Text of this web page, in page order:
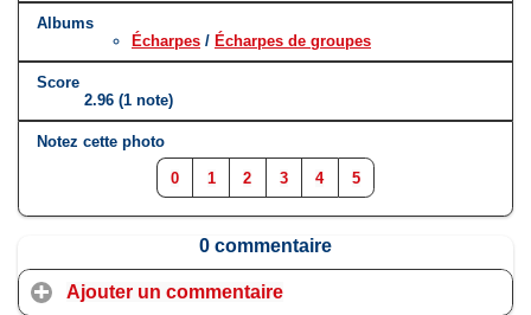
Albums
Écharpes / Écharpes de groupes
Score
2.96 (1 note)
Notez cette photo
0 1 2 3 4 5
0 commentaire
Ajouter un commentaire